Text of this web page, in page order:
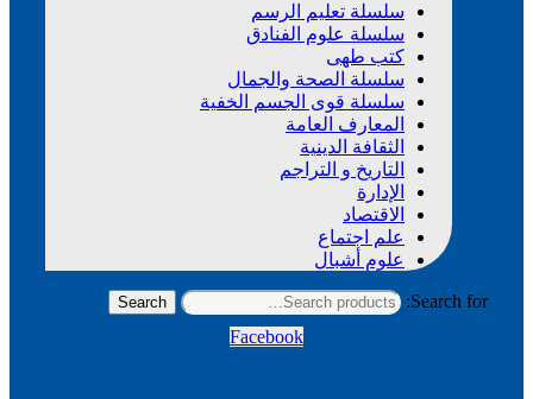
سلسلة تعليم الرسم
سلسلة علوم الفنادق
كتب طهى
سلسلة الصحة والجمال
سلسلة قوى الجسم الخفية
المعارف العامة
الثقافة الدينية
التاريخ و التراجم
الإدارة
الاقتصاد
علم اجتماع
علوم أشبال
Search for:
Search
Facebook